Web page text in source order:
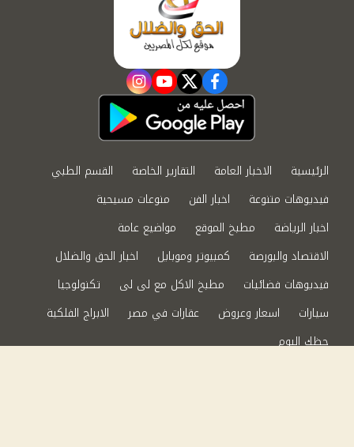
facebook
twitter
youtube
instagram
الرئيسية الاخبار العامة التقارير الخاصة
القسم الطبي
فيديوهات متنوعة
اخبار الفن
منوعات مسيحية
اخبار الرياضة
مطبخ الموقع
مواضيع عامة
الاقتصاد والبورصة
كمبيوتر وموبايل
اخبار الحق والضلال
فيديوهات فضائيات
مطبخ الاكل مع لى لى
تكنولوجيا
سيارات
اسعار وعروض عقارات في مصر
الابراج الفلكية
حظك اليوم